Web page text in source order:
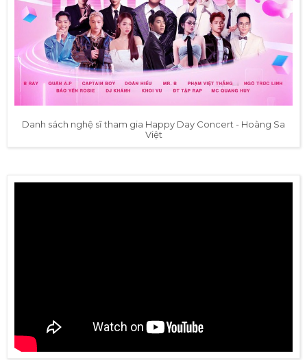
Danh sách nghệ sĩ tham gia Happy Day Concert - Hoàng Sa
Việt